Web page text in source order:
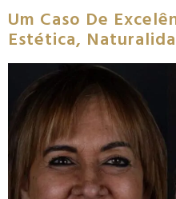
Um Caso De
Estética,